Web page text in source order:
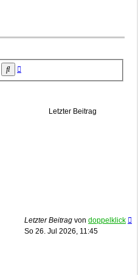
Suche
Suche
Letzter Beitrag
Letzter Beitrag von doppelklick
So 26. Jul 2026, 11:45